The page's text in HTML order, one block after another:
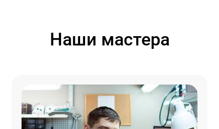
Наши мастера